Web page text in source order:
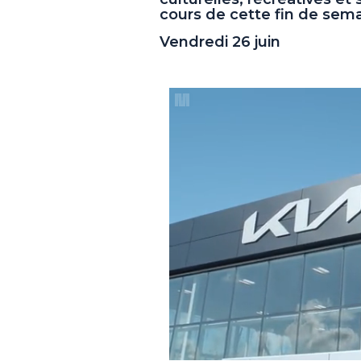
cours de cette fin de
Vendredi 26 juin